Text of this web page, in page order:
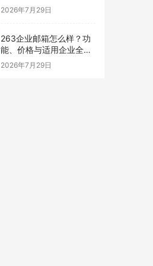
南
2026年7月29日
263企业邮箱怎么样？功
能、价格与适用企业全面
解析
2026年7月29日